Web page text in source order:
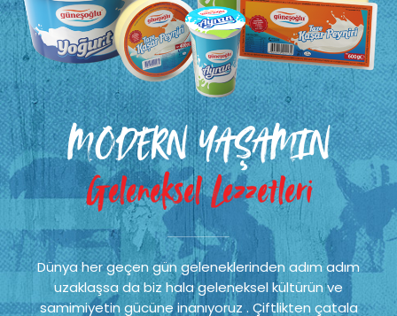
MODERN YAŞAMIN
Geleneksel Lezzetleri
Dünya her geçen gün geleneklerinden adım adım
uzaklaşsa da biz hala geleneksel kültürün ve
samimiyetin gücüne inanıyoruz . Çiftlikten çatala